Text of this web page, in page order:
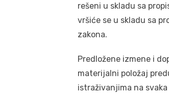
rešeni u skladu sa
vršiće se u skladu sa
zakona.
Predložene izmene i
materijalni položaj
istraživanjima na